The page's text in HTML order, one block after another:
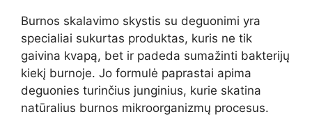
Burnos skalavimo skystis su deguonimi yra
specialiai sukurtas produktas, kuris ne tik
gaivina kvapą, bet ir padeda sumažinti bakterijų
kiekį burnoje. Jo formulė paprastai apima
deguonies turinčius junginius, kurie skatina
natūralius burnos mikroorganizmų procesus.